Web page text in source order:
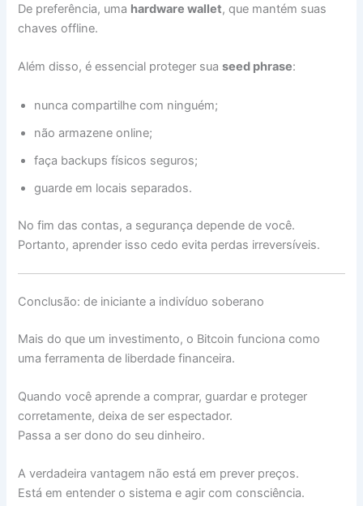
De preferência, uma hardware wallet, que mantém suas
chaves offline.
Além disso, é essencial proteger suaseed phrase:
nunca compartilhe com ninguém;
não armazene online;
faça backups físicos seguros;
guarde em locais separados.
No fim das contas, a segurança depende de você.
Portanto, aprender isso cedo evita perdas irreversíveis.
Conclusão: de iniciante a indivíduo soberano
Mais do que um investimento, o Bitcoin funciona como
uma ferramenta de liberdade financeira.
Quando você aprende a comprar, guardar e proteger
corretamente, deixa de ser espectador.
Passa a ser dono do seu dinheiro.
A verdadeira vantagem não está em prever preços.
Está em entender o sistema e agir com consciência.